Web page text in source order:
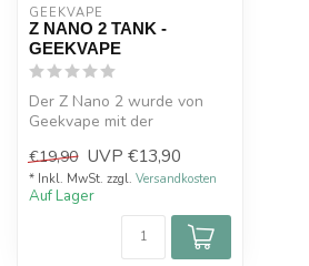
GEEKVAPE
Z NANO 2 TANK -
GEEKVAPE
Der Z Nano 2 wurde von
Geekvape mit der
Airflow ausgestatte...
€19,90 UVP €13,90
* Inkl. MwSt. zzgl. Versandkosten
Auf Lager